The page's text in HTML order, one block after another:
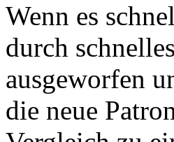
Wenn es
durch
ausgeworfen
die neue